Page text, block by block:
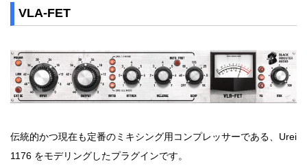
VLA-FET
伝統的かつ現在も定番のミキシング用コンプレッサーである、Urei
1176 をモデリングしたプラグインです。